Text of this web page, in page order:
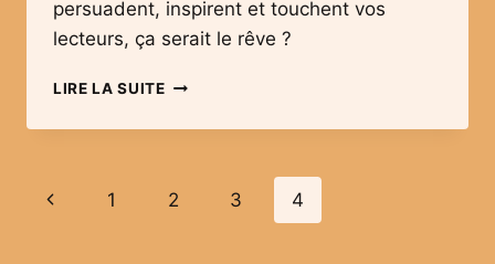
persuadent, inspirent et touchent vos
lecteurs, ça serait le rêve ?
LIRE LA SUITECOMMENT
DES
:
Navigation
Page
1 2 3 4